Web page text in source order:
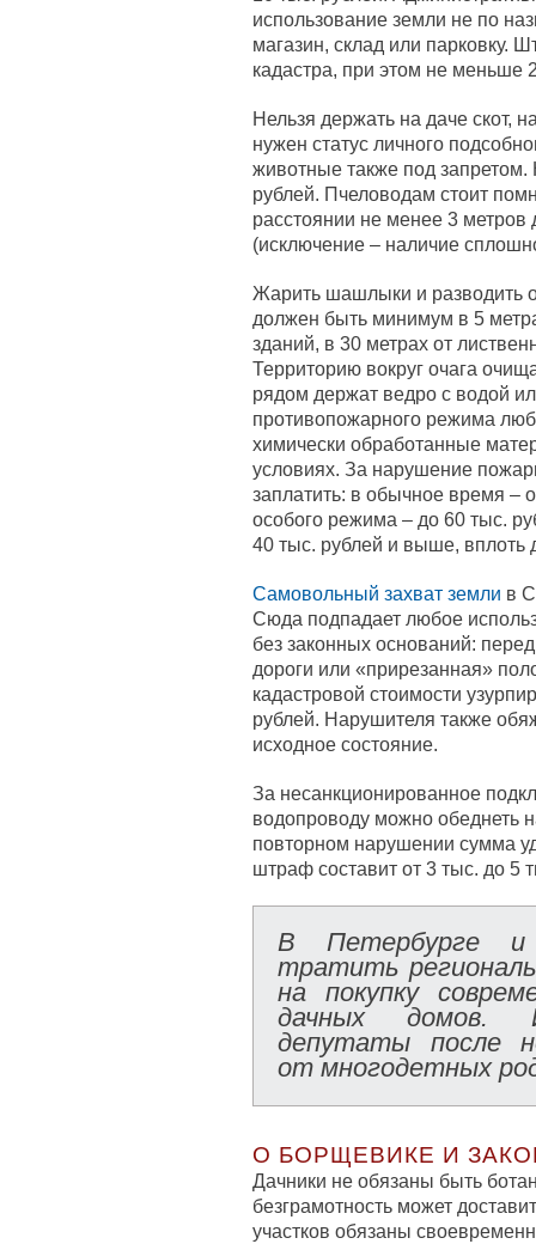
использование земли не по
магазин, склад или парковку.
кадастра, при этом не меньше
Нельзя держать на даче скот,
нужен статус личного
животные также под
рублей. Пчеловодам стоит
расстоянии не менее 3 метров
(исключение – наличие
Жарить шашлыки и разводить
должен быть минимум в 5
зданий, в 30 метрах от
Территорию вокруг очага
рядом держат ведро с водой
противопожарного режима
химически обработанные
условиях. За нарушение
заплатить: в обычное время –
особого режима – до 60 тыс.
40 тыс. рублей и выше, вплоть
Самовольный захват земли в
Сюда подпадает любое
без законных оснований:
дороги или «прирезанная»
кадастровой стоимости
рублей. Нарушителя также
исходное состояние.
За несанкционированное
водопроводу можно обеднеть
повторном нарушении сумма
штраф составит от 3 тыс. до 5
В Петербурге и
тратить
на покупку
дачных домов.
депутаты после
от многодетных
О БОРЩЕВИКЕ И
Дачники не обязаны быть
безграмотность может
участков обязаны